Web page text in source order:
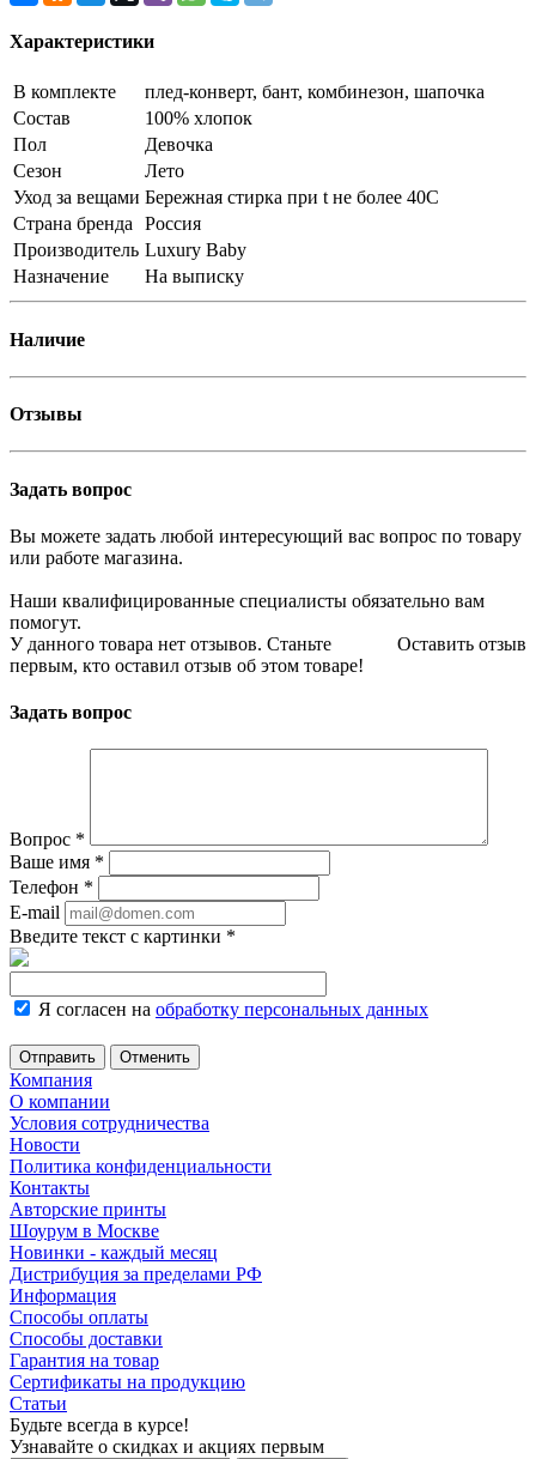
Характеристики
В комплекте
плед-конверт, бант, комбинезон, шапочка
Состав
100% хлопок
Пол
Девочка
Сезон
Лето
Уход за вещами Бережная стирка при t не более 40С
Страна бренда
Россия
Производитель Luxury Baby
Назначение
На выписку
Наличие
Отзывы
Задать вопрос
Вы можете задать любой интересующий вас вопрос по товару
или работе магазина.
Наши квалифицированные специалисты обязательно вам
помогут.
Оставить отзыв
У данного товара нет отзывов. Станьте
первым, кто оставил отзыв об этом товаре!
Задать вопрос
Вопрос *
Ваше имя *
Телефон *
E-mail
Введите текст с картинки *
Я согласен на обработку персональных данных
Отменить
Компания
О компании
Условия сотрудничества
Новости
Политика конфиденциальности
Контакты
Авторские принты
Шоурум в Москве
Новинки - каждый месяц
Дистрибуция за пределами РФ
Информация
Способы оплаты
Способы доставки
Гарантия на товар
Сертификаты на продукцию
Статьи
Будьте всегда в курсе!
Узнавайте о скидках и акциях первым